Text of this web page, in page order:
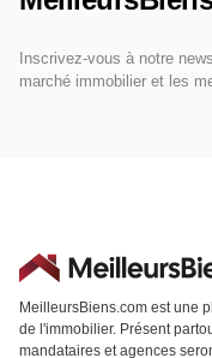
Inscrivez-vous à notre
marché immobilier et les
MeilleursBiens.com est une
de l'immobilier. Présent
mandataires et agences